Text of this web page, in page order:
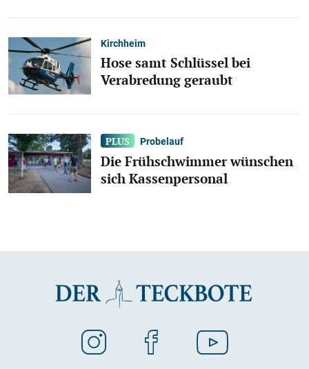
Kirchheim
Hose samt Schlüssel bei
Verabredung geraubt
Probelauf
Die Frühschwimmer wünschen
sich Kassenpersonal